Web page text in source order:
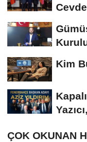
Kim
ÇOK OKUNAN